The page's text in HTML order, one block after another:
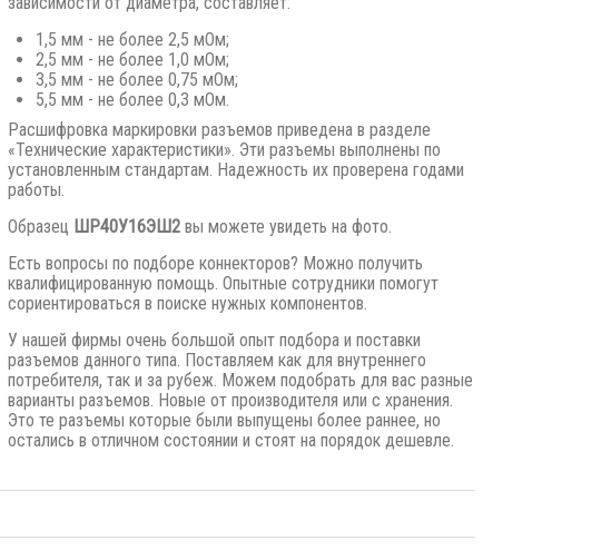
1,5 мм - не более 2,5 мОм;
2,5 мм - не более 1,0 мОм;
3,5 мм - не более 0,75 мОм;
5,5 мм - не более 0,3 мОм.
Расшифровка маркировки разъемов приведена в разделе
«Технические характеристики». Эти разъемы выполнены по
установленным стандартам. Надежность их проверена годами
работы.
Образец ШР40У16ЭШ2 вы можете увидеть на фото.
Есть вопросы по подборе коннекторов? Можно получить
квалифицированную помощь. Опытные сотрудники помогут
сориентироваться в поиске нужных компонентов.
У нашей фирмы очень большой опыт подбора и поставки
разъемов данного типа. Поставляем как для внутреннего
потребителя, так и за рубеж. Можем подобрать для вас разные
варианты разъемов. Новые от производителя или с хранения.
Это те разъемы которые были выпущены более раннее, но
остались в отличном состоянии и стоят на порядок дешевле.